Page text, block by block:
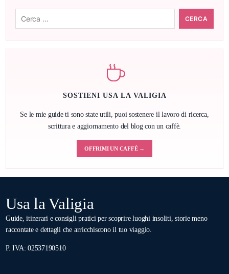
SOSTIENI USA LA VALIGIA
Se le mie guide ti sono state utili, puoi sostenere il lavoro di ricerca,
scrittura e aggiornamento del blog con un caffè.
OFFRIMI UN CAFFÈ →
Usa la Valigia
Guide, itinerari e consigli pratici per scoprire luoghi insoliti, storie meno
raccontate e dettagli che arricchiscono il tuo viaggio.
P. IVA: 02537190510